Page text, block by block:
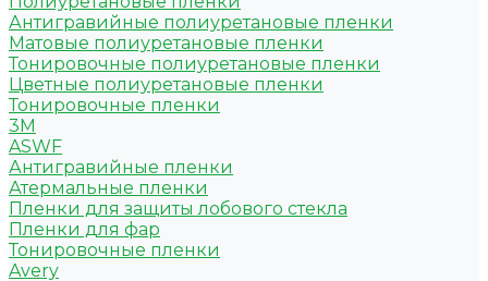
Антигравийные полиуретановые пленки
Матовые полиуретановые пленки
Тонировочные полиуретановые пленки
Цветные полиуретановые пленки
Тонировочные пленки
3M
ASWF
Антигравийные пленки
Атермальные пленки
Пленки для защиты лобового стекла
Пленки для фар
Тонировочные пленки
Avery